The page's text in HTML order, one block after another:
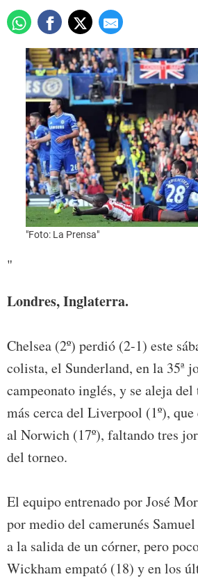
"Foto: La Prensa"
"
Londres, Inglaterra.
Chelsea (2º) perdió (2-1) este
colista, el Sunderland, en la 35ª
campeonato inglés, y se aleja
más cerca del Liverpool (1º),
al Norwich (17º), faltando tres
del torneo.
El equipo entrenado por José
por medio del camerunés
a la salida de un córner, pero
Wickham empató (18) y en los